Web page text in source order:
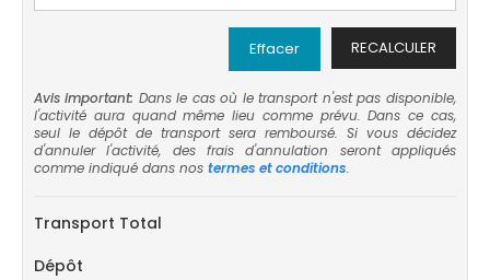
RECALCULER
Effacer
Avis important: Dans le cas où le transport n'est pas disponible,
l'activité aura quand même lieu comme prévu. Dans ce cas,
seul le dépôt de transport sera remboursé. Si vous décidez
d'annuler l'activité, des frais d'annulation seront appliqués
comme indiqué dans nos termes et conditions.
Transport Total
Dépôt